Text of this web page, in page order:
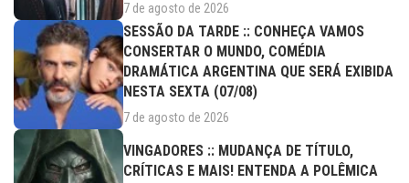
7 de agosto de 2026
SESSÃO DA TARDE :: CONHEÇA VAMOS
CONSERTAR O MUNDO, COMÉDIA
DRAMÁTICA ARGENTINA QUE SERÁ EXIBIDA
NESTA SEXTA (07/08)
7 de agosto de 2026
VINGADORES :: MUDANÇA DE TÍTULO,
CRÍTICAS E MAIS! ENTENDA A POLÊMICA